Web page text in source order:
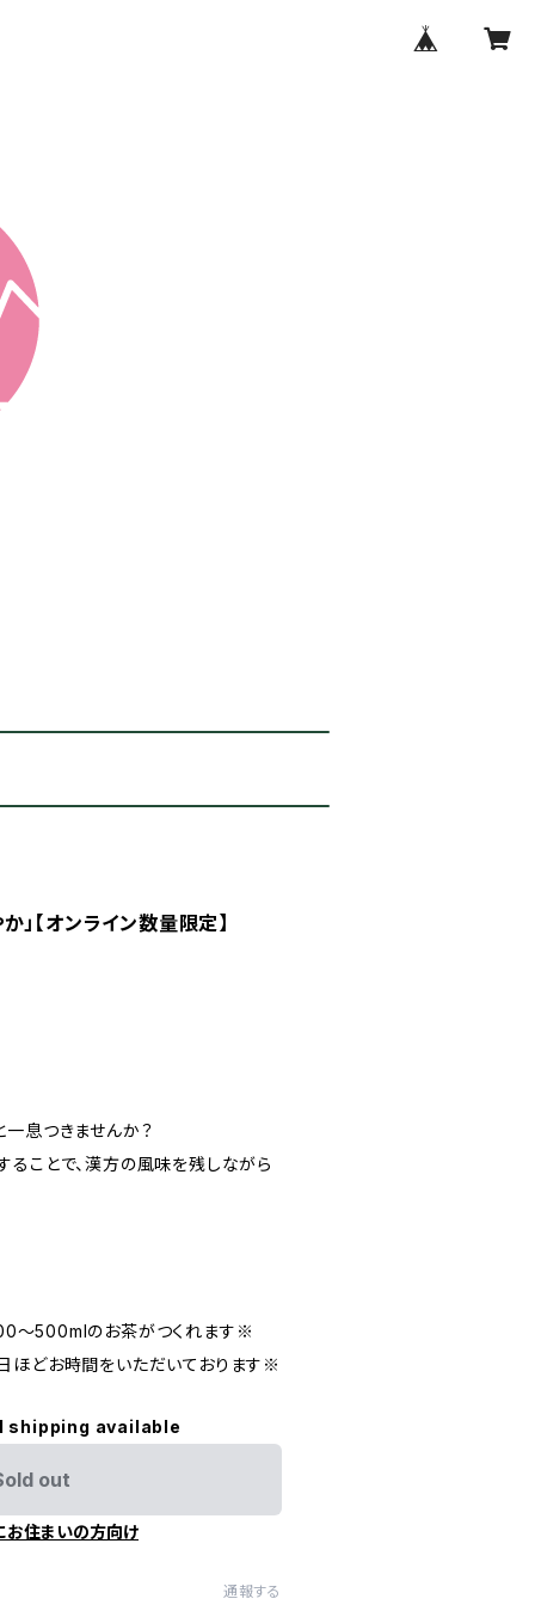
」【オンライン数量限定】
息つきませんか？
ることで、漢方の風味を残しながら
～500mlのお茶がつくれます※
ほどお時間をいただいております※
shipping available
out
お住まいの方向け
通報する